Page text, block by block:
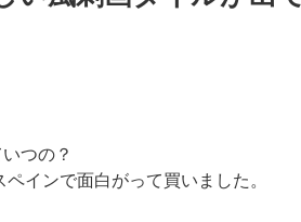
つの？
ペインで面白がって買いました。